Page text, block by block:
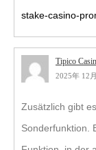
stake-casino-
Tipico
2025年 12
Zusätzlich gibt
Sonderfunktion.